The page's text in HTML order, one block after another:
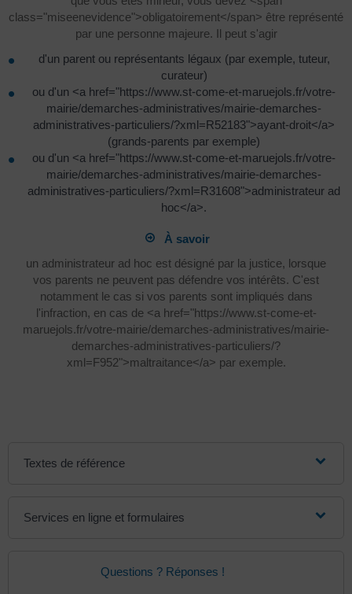
class="miseenevidence">obligatoirement</span> être représenté
par une personne majeure. Il peut s'agir
d'un parent ou représentants légaux (par exemple, tuteur,
curateur)
ou d'un <a href="https://www.st-come-et-maruejols.fr/votre-
mairie/demarches-administratives/mairie-demarches-
administratives-particuliers/?xml=R52183">ayant-droit</a>
(grands-parents par exemple)
ou d'un <a href="https://www.st-come-et-maruejols.fr/votre-
mairie/demarches-administratives/mairie-demarches-
administratives-particuliers/?xml=R31608">administrateur ad
hoc</a>.
À savoir
un administrateur ad hoc est désigné par la justice, lorsque
vos parents ne peuvent pas défendre vos intérêts. C'est
notamment le cas si vos parents sont impliqués dans
l'infraction, en cas de <a href="https://www.st-come-et-
maruejols.fr/votre-mairie/demarches-administratives/mairie-
demarches-administratives-particuliers/?
xml=F952">maltraitance</a> par exemple.
Textes de référence
Services en ligne et formulaires
Questions ? Réponses !